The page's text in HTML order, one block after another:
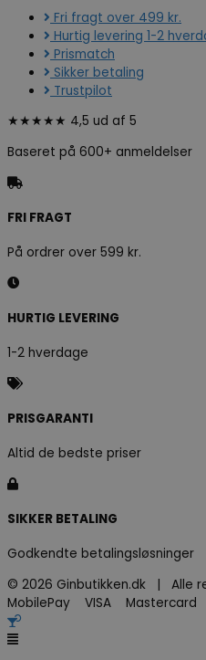
Fri fragt over 499 kr.
Hurtig levering 1-2
Prismatch
Sikker betaling
Trustpilot
★★★★★ 4,5 ud af 5
Baseret på 600+ anmeldelser
FRI FRAGT
På ordrer over 599 kr.
HURTIG LEVERING
1-2 hverdage
PRISGARANTI
Altid de bedste priser
SIKKER BETALING
Godkendte betalingsløsninger
© 2026 Ginbutikken.dk | Alle
MobilePay VISA